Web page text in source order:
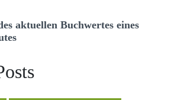
aktuellen Buchwertes eines